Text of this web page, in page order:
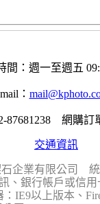
間：週一至週五
：
87681238 網購訂
交通資訊
企業有限公司 統
、銀行帳戶或信
IE9以上版本、